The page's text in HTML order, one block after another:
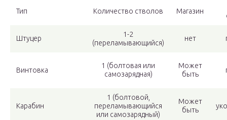
Тип Количество стволов Магазин
Штуцер
1-2
(переламывающийся)
нет
Винтовка
1 (болтовая или
самозарядная)
Может
быть
Карабин
1 (болтовой,
переламывающийся
или самозарядный)
Может
быть